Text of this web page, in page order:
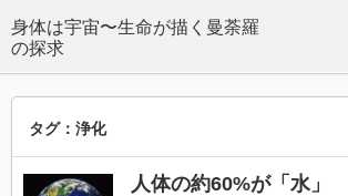
タグ：浄化
人体の約60%が「水」